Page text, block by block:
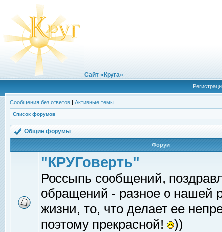
Сайт «Круга»
Сообщения без ответов | Активные темы
Список форумов
Общие форумы
Форум
"КРУГоверть"
Россыпь сообщений,
обращений - разное о нашей
жизни, то, что делает ее
поэтому прекрасной!
))